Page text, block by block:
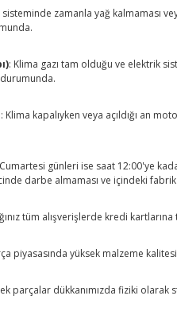
sisteminde zamanla yağ kalmaması
: Klima gazı tam olduğu ve elektrik
: Klima kapalıyken veya açıldığı an
günleri ise saat 12:00'ye
darbe almaması ve içindeki
tüm alışverişlerde kredi
piyasasında yüksek malzeme
parçalar dükkanımızda fiziki